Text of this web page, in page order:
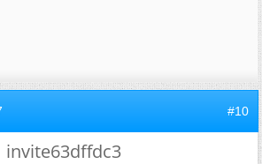
#10
invite63dffdc3